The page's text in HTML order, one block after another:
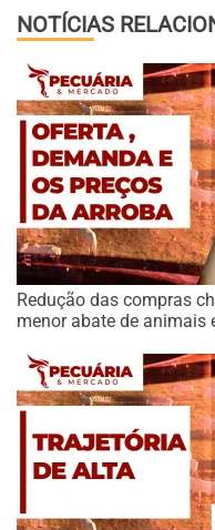
NOTÍCIAS
Redução das compras
menor abate de animais